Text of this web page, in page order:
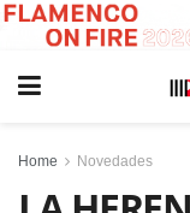
Home Novedades